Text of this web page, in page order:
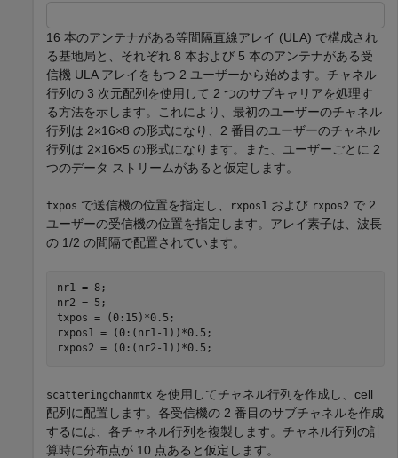
16 本のアンテナがある等間隔直線アレイ (ULA) で構成され
る基地局と、それぞれ 8 本および 5 本のアンテナがある受
信機 ULA アレイをもつ 2 ユーザーから始めます。チャネル
行列の 3 次元配列を使用して 2 つのサブキャリアを処理す
る方法を示します。これにより、最初のユーザーのチャネル
行列は 2×16×8 の形式になり、2 番目のユーザーのチャネル
行列は 2×16×5 の形式になります。また、ユーザーごとに 2
つのデータ ストリームがあると仮定します。
txpos で送信機の位置を指定し、 rxpos1 および rxpos2 で 2
ユーザーの受信機の位置を指定します。アレイ素子は、波長
の 1/2 の間隔で配置されています。
nr1 = 8;
nr2 = 5;
txpos = (0:15)*0.5;
rxpos1 = (0:(nr1-1))*0.5;
rxpos2 = (0:(nr2-1))*0.5;
scatteringchanmtx を使用してチャネル行列を作成し、cell
配列に配置します。各受信機の 2 番目のサブチャネルを作成
するには、各チャネル行列を複製します。チャネル行列の計
算時に分布点が 10 点あると仮定します。